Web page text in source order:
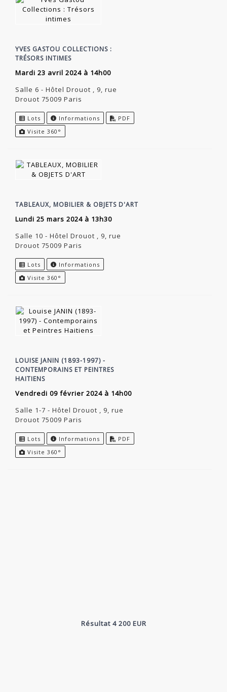
YVES GASTOU COLLECTIONS :
TRÉSORS INTIMES
mardi 23 avril 2024 à 14h00
Salle 6 - Hôtel Drouot , 9, rue
Drouot 75009 Paris
Lots Informations
PDF
Visite 360°
TABLEAUX, MOBILIER & OBJETS D'ART
lundi 25 mars 2024 à 13h30
Salle 10 - Hôtel Drouot , 9, rue
Drouot 75009 Paris
Lots
Informations
Visite 360°
LOUISE JANIN (1893-1997) -
CONTEMPORAINS ET PEINTRES
HAITIENS
vendredi 09 février 2024 à 14h00
Salle 1-7 - Hôtel Drouot , 9, rue
Drouot 75009 Paris
Lots Informations
PDF
Visite 360°
Résultat 4 200 EUR